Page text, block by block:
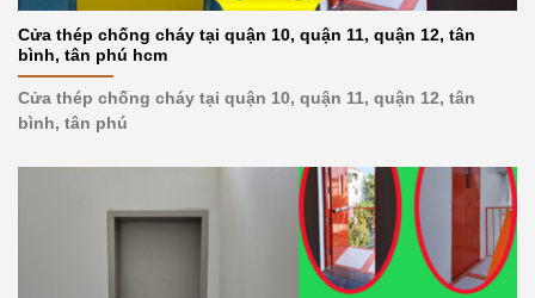
Cửa thép chống cháy tại quận 10, quận 11, quận 12, tân
bình, tân phú hcm
Cửa thép chống cháy tại quận 10, quận 11, quận 12, tân
bình, tân phú